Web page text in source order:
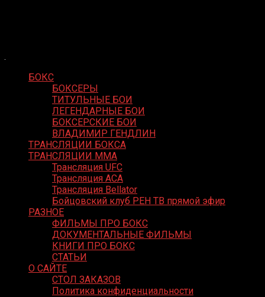
БОКС
БОКСЕРЫ
ТИТУЛЬНЫЕ БОИ
ЛЕГЕНДАРНЫЕ БОИ
БОКСЕРСКИЕ БОИ
ВЛАДИМИР ГЕНДЛИН
ТРАНСЛЯЦИИ БОКСА
ТРАНСЛЯЦИИ MMA
Трансляция UFC
Трансляция ACA
Трансляция Bellator
Бойцовский клуб РЕН ТВ прямой эфир
РАЗНОЕ
ФИЛЬМЫ ПРО БОКС
ДОКУМЕНТАЛЬНЫЕ ФИЛЬМЫ
КНИГИ ПРО БОКС
СТАТЬИ
О САЙТЕ
СТОЛ ЗАКАЗОВ
Политика конфиденциальности